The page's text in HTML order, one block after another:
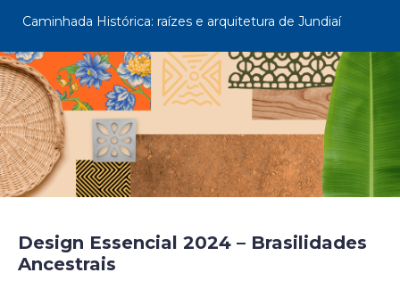
Caminhada Histórica: raízes e arquitetura de Jundiaí
Design Essencial 2024 – Brasilidades
Ancestrais